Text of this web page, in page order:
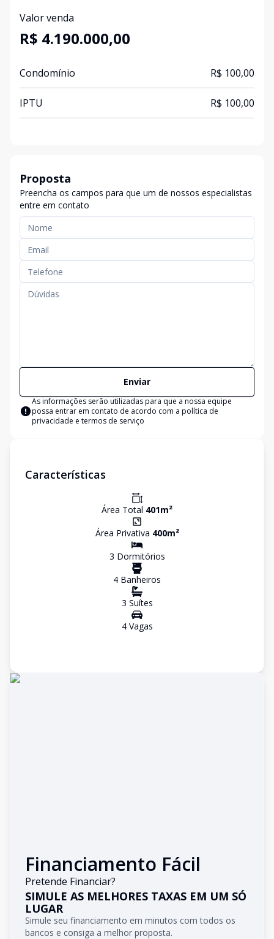
Valor venda
R$ 4.190.000,00
Condomínio R$ 100,00
IPTU R$ 100,00
Proposta
Preencha os campos para que um de nossos especialistas
entre em contato
Enviar
As informações serão utilizadas para que a nossa equipe
possa entrar em contato de acordo com a política de
privacidade e termos de serviço
Características
Área Total 401m²
Área Privativa 400m²
3 Dormitórios
4 Banheiros
3 Suítes
4Vagas
Financiamento Fácil
Pretende Financiar?
SIMULE AS MELHORES TAXAS EM UM SÓ
LUGAR
Simule seu financiamento em minutos com todos os
bancos e consiga a melhor proposta.